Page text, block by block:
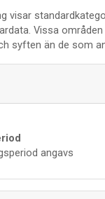
visar
Vissa
syften än de som
angavs